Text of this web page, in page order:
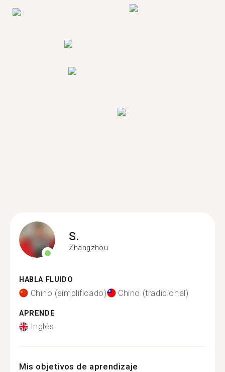
S.
Zhangzhou
HABLA FLUIDO
Chino (simplificado) Chino (tradicional)
APRENDE
Inglés
Mis objetivos de aprendizaje